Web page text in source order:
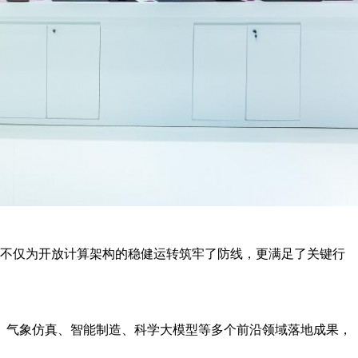
仅为开放计算架构的稳健运转筑牢了防线，更满足了关键行
象仿真、智能制造、科学大模型等多个前沿领域落地成果，